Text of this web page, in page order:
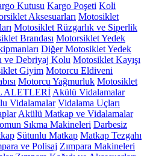
Kutusu Kargo Poşeti Koli
Aksesuarları Motosiklet
Motosiklet Rüzgarlık ve Siperlik
Brandası Motorsiklet Yedek
Diğer Motosiklet Yedek
ve Debriyaj Kolu Motosiklet Kayışı
Giyim Motorcu Eldiveni
Motorcu Yağmurluk Motosiklet
ALETLERİ Akülü Vidalamalar
Vidalamalar Vidalama Uçları
Akülü Matkap ve Vidalamalar
Sıkma Makineleri Darbesiz
Sütunlu Matkap Matkap Tezgahı
ve Polisaj Zımpara Makineleri